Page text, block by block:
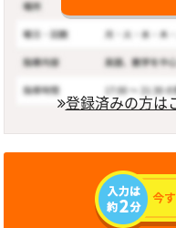
登録済みの方は